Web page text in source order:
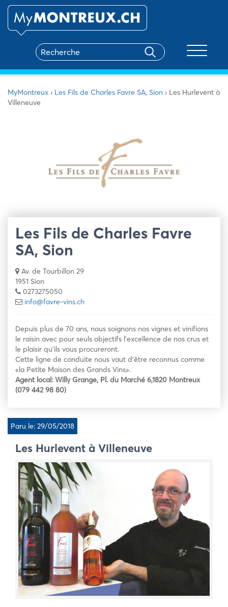
MyMontreux › Les Fils de Charles Favre SA, Sion › Les Hurlevent à
Villeneuve
Les Fils de Charles Favre
SA, Sion
Av. de Tourbillon 29
1951 Sion
0273275050
info@favre-vins.ch
Depuis plus de 70 ans, nous soignons nos vignes et vinifions
le raisin avec pour seuls objectifs l’excellence de nos crus et
le plaisir qu’ils vous procureront.
Cette ligne de conduite nous vaut d’être reconnus comme
«la Petite Maison des Grands Vins».
Agent local: Willy Grange, Pl. du Marché 6,1820 Montreux
(079 442 98 80)
Paru le: 29/05/2018
Les Hurlevent à Villeneuve